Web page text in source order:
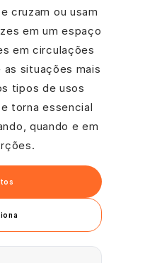
cruzam ou usam
em um espaço
em circulações
as situações mais
tipos de usos
torna essencial
quando e em